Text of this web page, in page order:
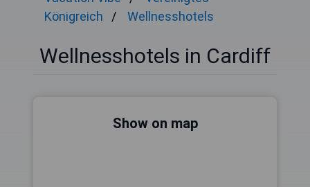
Königreich
Wellnesshotels
Wellnesshotels in Cardiff
Show on map